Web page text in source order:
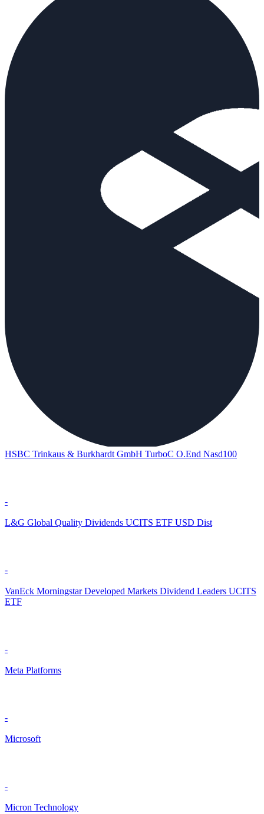
HSBC Trinkaus & Burkhardt GmbH TurboC O.End Nasd100
-
L&G Global Quality Dividends UCITS ETF USD Dist
-
VanEck Morningstar Developed Markets Dividend Leaders UCITS
ETF
-
Meta Platforms
-
Microsoft
-
Micron Technology